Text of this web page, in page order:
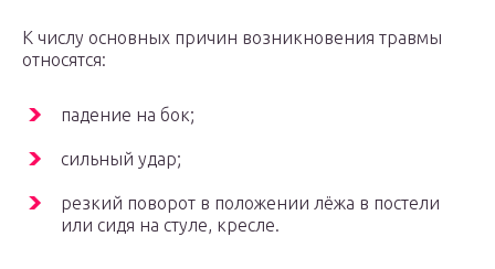
К числу основных причин возникновения травмы
относятся:
падение на бок;
сильный удар;
резкий поворот в положении лёжа в постели
или сидя на стуле, кресле.